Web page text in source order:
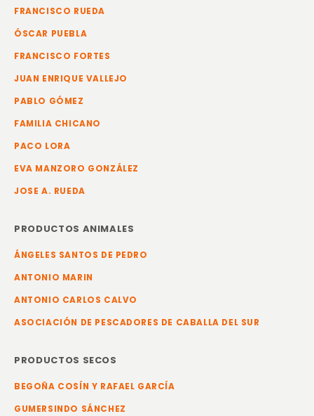
FRANCISCO RUEDA
ÓSCAR PUEBLA
FRANCISCO FORTES
JUAN ENRIQUE VALLEJO
PABLO GÓMEZ
FAMILIA CHICANO
PACO LORA
EVA MANZORO GONZÁLEZ
JOSE A. RUEDA
PRODUCTOS ANIMALES
ÁNGELES SANTOS DE PEDRO
ANTONIO MARIN
ANTONIO CARLOS CALVO
ASOCIACIÓN DE PESCADORES DE CABALLA DEL SUR
PRODUCTOS SECOS
BEGOÑA COSÍN Y RAFAEL GARCÍA
GUMERSINDO SÁNCHEZ